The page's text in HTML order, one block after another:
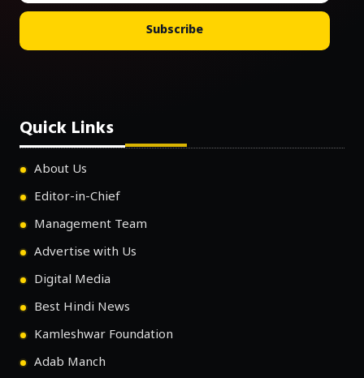
Subscribe
Quick Links
About Us
Editor-in-Chief
Management Team
Advertise with Us
Digital Media
Best Hindi News
Kamleshwar Foundation
Adab Manch